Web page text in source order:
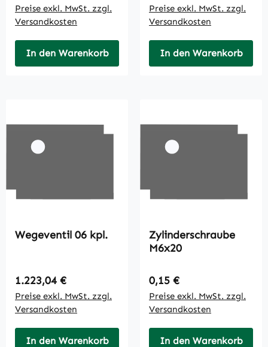
Preise exkl. MwSt. zzgl.
Versandkosten
In den Warenkorb
Preise exkl. MwSt. zzgl.
Versandkosten
In den Warenkorb
Wegeventil 06 kpl.
Regulärer Preis:
1.223,04 €
Preise exkl. MwSt. zzgl.
Versandkosten
In den Warenkorb
Zylinderschraube
M6x20
Regulärer Preis:
0,15 €
Preise exkl. MwSt. zzgl.
Versandkosten
In den Warenkorb